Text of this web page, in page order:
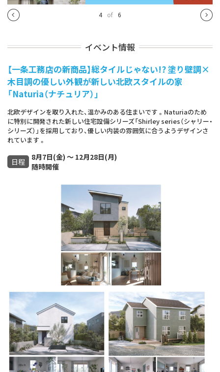
4 of 6
イベント情報
【一条工務店の新商品】総タイルじゃない!? 塗り壁調×
木目調の優しい外観が新しい北欧スタイルの家
「Naturia（ナチュリア）」
北欧デザインを取り入れた、温かみのある住まいです 。Naturiaのため
に特別に開発された新しい住宅設備シリーズ「Shirley series（シャリー・
シリーズ）」を採用しており、優しい内装の雰囲気に合うようデザインさ
れています 。
日程
8月7日(金) ～ 12月28日(月)
随時開催